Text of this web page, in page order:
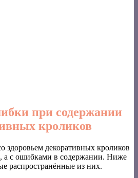
при содержании
кроликов
здоровьем декоративных кроликов
а с ошибками в содержании. Ниже
распространённые из них.